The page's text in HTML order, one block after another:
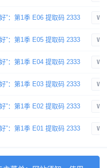
”：第1季 E06 提取码 2333
”：第1季 E05 提取码 2333
”：第1季 E04 提取码 2333
”：第1季 E03 提取码 2333
”：第1季 E02 提取码 2333
”：第1季 E01 提取码 2333